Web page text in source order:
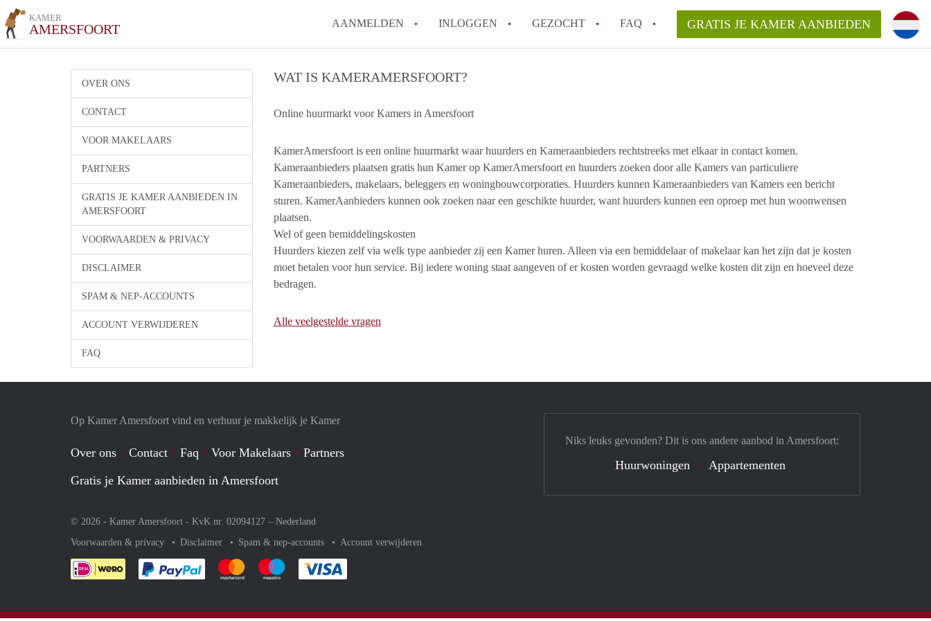
KAMER
AMERSFOORT AANMELDEN INLOGGEN GEZOCHT FAQ
Is KamerAmersfoort verantwoordelijk voor de aangeboden Kamer / Kamers
in Amersfoort?
Alle veelgestelde vragen
GRATIS JE KAMER AANBIEDEN
OVER ONS
CONTACT
VOOR MAKELAARS
PARTNERS
GRATIS JE KAMER AANBIEDEN IN
AMERSFOORT
VOORWAARDEN & PRIVACY
DISCLAIMER
SPAM & NEP-ACCOUNTS
ACCOUNT VERWIJDEREN
FAQ
WAT IS KAMERAMERSFOORT?
Online huurmarkt voor Kamers in Amersfoort
​KamerAmersfoort is een online huurmarkt waar huurders en Kameraanbieders rechtstreeks met elkaar in contact komen. ​
Kameraanbieders plaatsen gratis hun ​Kamer op KamerAmersfoort en huurders zoeken door alle Kamers van particuliere ​
Kameraanbieders, makelaars, beleggers en woningbouwcorporaties. Huurders kunnen Kameraanbieders van Kamers een bericht
sturen. KamerAanbieders kunnen ook zoeken naar een geschikte huurder, want huurders kunnen een oproep met hun woonwensen
plaatsen.
Wel of geen bemiddelingskosten
Huurders kiezen zelf via welk type aanbieder zij een Kamer huren. Alleen via een bemiddelaar of makelaar kan het zijn dat je kosten
moet betalen voor hun service. Bij iedere woning staat aangeven of er kosten worden gevraagd welke kosten dit zijn en hoeveel deze
bedragen.
Alle veelgestelde vragen
Op Kamer Amersfoort vind en verhuur je makkelijk je Kamer
Over ons Contact Faq Voor Makelaars
Partners
Gratis je Kamer aanbieden in Amersfoort
© 2026 - Kamer Amersfoort - KvK nr. 02094127 – Nederland
Voorwaarden & privacy
Disclaimer Spam & nep-accounts Account verwijderen
Je rekent gemakkelijk af met Paypal
Je rekent gemakkelijk af met Mastercard
Je rekent gemakkelijk af met Meastro
Niks leuks gevonden? Dit is ons andere aanbod in Amersfoort:
Huurwoningen Appartementen